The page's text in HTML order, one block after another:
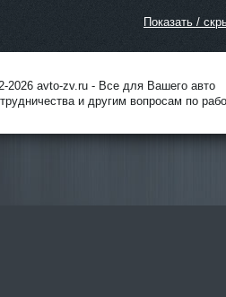
Показать /
2026 avto-zv.ru - Все для Вашего авто
и другим вопросам по